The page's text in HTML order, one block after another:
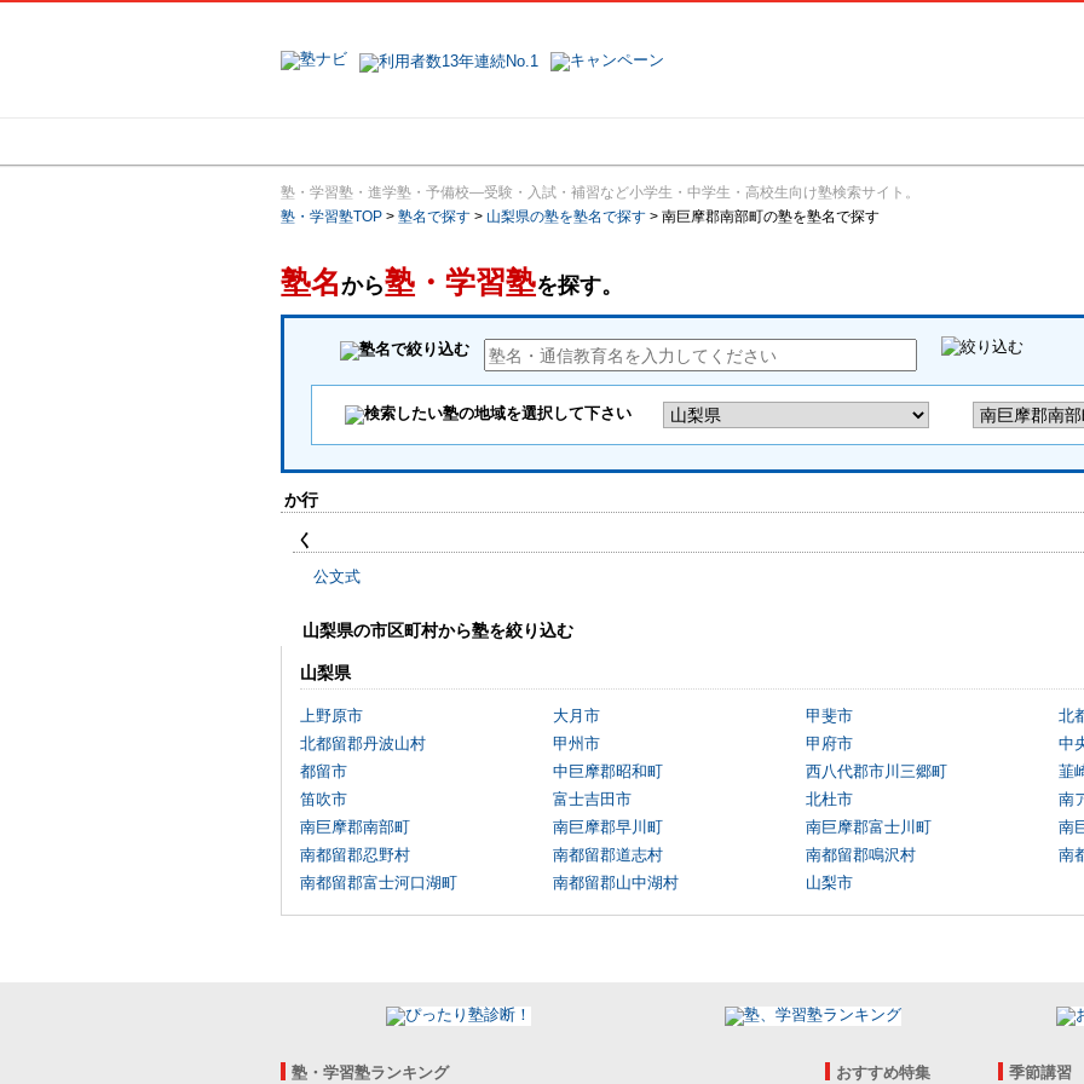
塾・学習塾・進学塾・予備校―受験・入試・補習など小学生・中学生・高校生向け塾検索サイト。
塾・学習塾TOP > 塾名で探す > 山梨県の塾を塾名で探す > 南巨摩郡南部町の塾を塾名で探す
塾名から塾・学習塾を探す。
か行
く
公文式
山梨県の市区町村から塾を絞り込む
山梨県
上野原市 大月市 甲斐市
北
北都留郡丹波山村
甲州市 甲府市
中
都留市
中巨摩郡昭和町 西八代郡市川三郷町
韮
笛吹市
富士吉田市 北杜市
南
南巨摩郡南部町
南巨摩郡早川町 南巨摩郡富士川町
南
南都留郡忍野村
南都留郡道志村 南都留郡鳴沢村
南
南都留郡富士河口湖町
南都留郡山中湖村 山梨市
塾・学習塾ランキング おすすめ特集 季節講習